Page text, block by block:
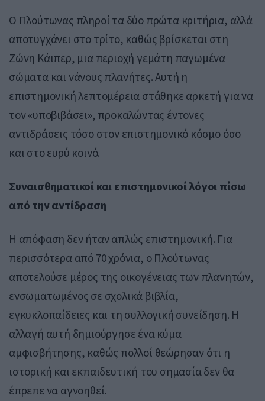
Ο Πλούτωνας πληροί τα δύο πρώτα κριτήρια, αλλά
αποτυγχάνει στο τρίτο, καθώς βρίσκεται στη
Ζώνη Κάιπερ, μια περιοχή γεμάτη παγωμένα
σώματα και νάνους πλανήτες. Αυτή η
επιστημονική λεπτομέρεια στάθηκε αρκετή για να
τον «υποβιβάσει», προκαλώντας έντονες
αντιδράσεις τόσο στον επιστημονικό κόσμο όσο
και στο ευρύ κοινό.
Συναισθηματικοί και επιστημονικοί λόγοι πίσω
από την αντίδραση
Η απόφαση δεν ήταν απλώς επιστημονική. Για
περισσότερα από 70 χρόνια, ο Πλούτωνας
αποτελούσε μέρος της οικογένειας των πλανητών,
ενσωματωμένος σε σχολικά βιβλία,
εγκυκλοπαίδειες και τη συλλογική συνείδηση. Η
αλλαγή αυτή δημιούργησε ένα κύμα
αμφισβήτησης, καθώς πολλοί θεώρησαν ότι η
ιστορική και εκπαιδευτική του σημασία δεν θα
έπρεπε να αγνοηθεί.